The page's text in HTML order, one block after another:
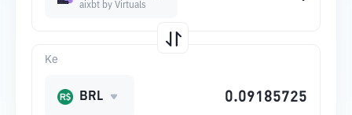
aixbt by Virtuals
Ke
BRL